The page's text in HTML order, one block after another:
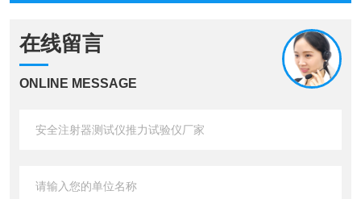
在线留言
ONLINE MESSAGE